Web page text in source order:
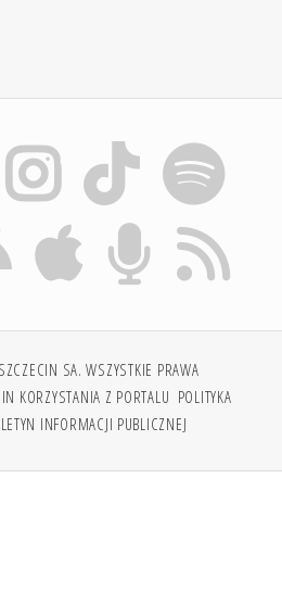
SA. WSZYSTKIE PRAWA
KORZYSTANIA Z PORTALU POLITYKA
INFORMACJI PUBLICZNEJ